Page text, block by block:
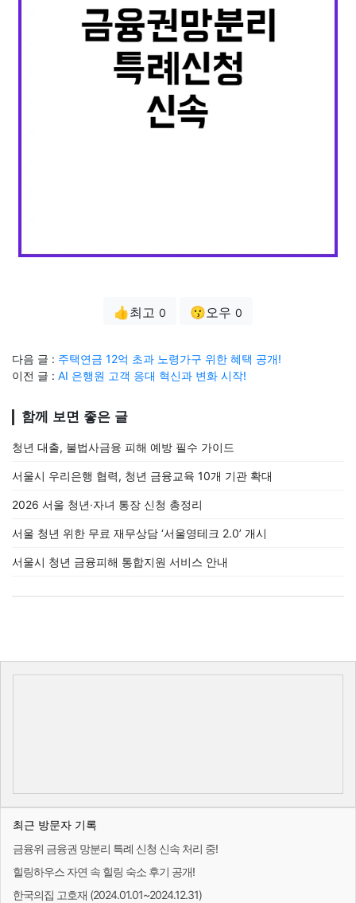
👍최고 0 😗오우 0
다음 글 : 주택연금 12억 초과 노령가구 위한 혜택 공개!
이전 글 : AI 은행원 고객 응대 혁신과 변화 시작!
함께 보면 좋은 글
청년 대출, 불법사금융 피해 예방 필수 가이드
서울시 우리은행 협력, 청년 금융교육 10개 기관 확대
2026 서울 청년·자녀 통장 신청 총정리
서울 청년 위한 무료 재무상담 ‘서울영테크 2.0’ 개시
서울시 청년 금융피해 통합지원 서비스 안내
최근 방문자 기록
금융위 금융권 망분리 특례 신청 신속 처리 중!
힐링하우스 자연 속 힐링 숙소 후기 공개!
한국의집 고호재 (2024.01.01~2024.12.31)